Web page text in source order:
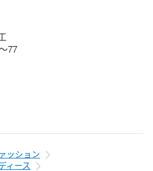
77
ッション
ィース